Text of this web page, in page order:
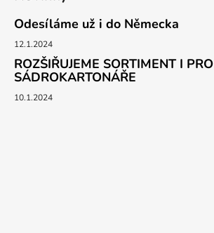
Odesíláme už i do Německa
12.1.2024
ROZŠIŘUJEME SORTIMENT I PRO
SÁDROKARTONÁŘE
10.1.2024